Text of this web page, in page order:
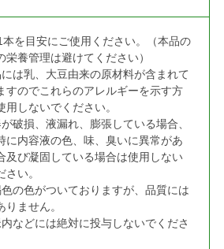
本を目安にご使用ください。（本品の
栄養管理は避けてください）
は乳、大豆由来の原材料が含まれて
すのでこれらのアレルギーを示す方
用しないでください。
破損、液漏れ、膨張している場合、
に内容液の色、味、臭いに異常があ
及び凝固している場合は使用しない
さい。
の色がついておりますが、品質には
りません。
などには絶対に投与しないでくださ